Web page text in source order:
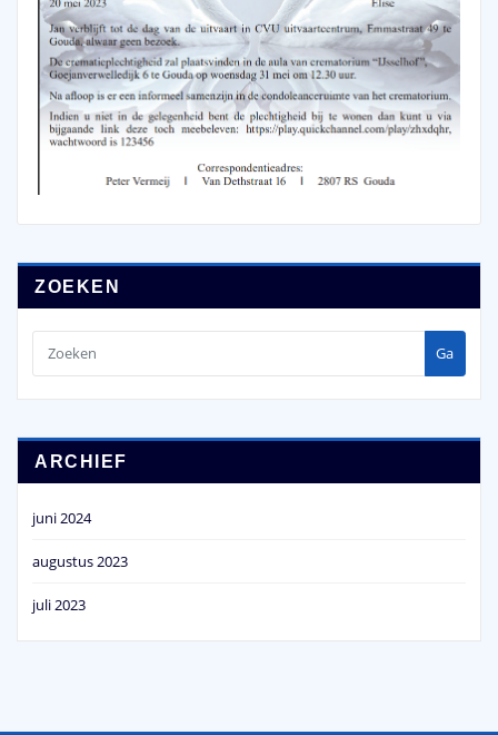
ZOEKEN
Ga
ARCHIEF
juni 2024
augustus 2023
juli 2023